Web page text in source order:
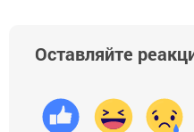
Оставляйте